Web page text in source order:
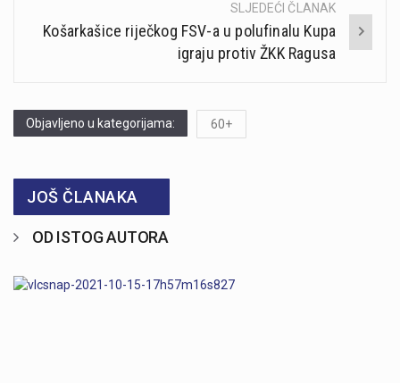
SLJEDEĆI ČLANAK
Košarkašice riječkog FSV-a u polufinalu Kupa
igraju protiv ŽKK Ragusa
Objavljeno u kategorijama: 60+
JOŠ ČLANAKA
OD ISTOG AUTORA